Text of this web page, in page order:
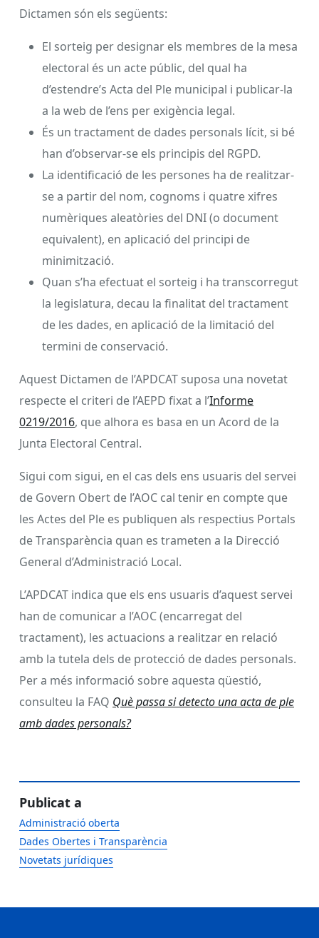
Dictamen són els següents:
El sorteig per designar els membres de la mesa
electoral és un acte públic, del qual ha
d’estendre’s Acta del Ple municipal i publicar-la
a la web de l’ens per exigència legal.
És un tractament de dades personals lícit, si bé
han d’observar-se els principis del RGPD.
La identificació de les persones ha de realitzar-
se a partir del nom, cognoms i quatre xifres
numèriques aleatòries del DNI (o document
equivalent), en aplicació del principi de
minimització.
Quan s’ha efectuat el sorteig i ha transcorregut
la legislatura, decau la finalitat del tractament
de les dades, en aplicació de la limitació del
termini de conservació.
Aquest Dictamen de l’APDCAT suposa una novetat
respecte el criteri de l’AEPD fixat a l’Informe
0219/2016, que alhora es basa en un Acord de la
Junta Electoral Central.
Sigui com sigui, en el cas dels ens usuaris del servei
de Govern Obert de l’AOC cal tenir en compte que
les Actes del Ple es publiquen als respectius Portals
de Transparència quan es trameten a la Direcció
General d’Administració Local.
L’APDCAT indica que els ens usuaris d’aquest servei
han de comunicar a l’AOC (encarregat del
tractament), les actuacions a realitzar en relació
amb la tutela dels de protecció de dades personals.
Per a més informació sobre aquesta qüestió,
consulteu la FAQ Què passa si detecto una acta de ple
amb dades personals?
Publicat a
Administració oberta
Dades Obertes i Transparència
Novetats jurídiques